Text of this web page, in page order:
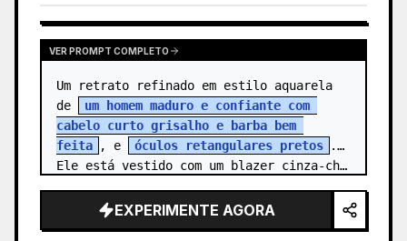
VER PROMPT COMPLETO
Um retrato refinado em estilo aquarela
de
um homem maduro e confiante com
cabelo curto grisalho e barba bem
feita
, e óculos retangulares pretos
.
Ele está vestido com um blazer cinza-ch…
EXPERIMENTE AGORA